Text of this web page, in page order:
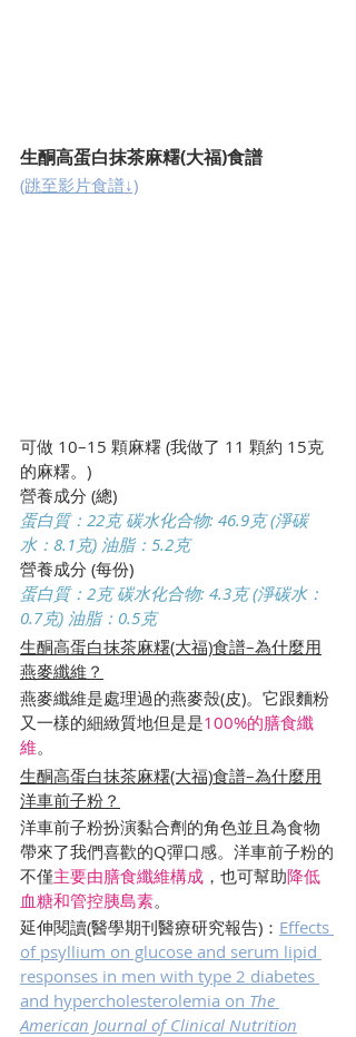
生酮高蛋白抹茶麻糬(大福)食譜
(跳至影片食譜↓)
可做 10–15 顆麻糬 (我做了 11 顆約 15克
的麻糬。)
營養成分 (總)
蛋白質：22克 碳水化合物: 46.9克 (淨碳
水：8.1克) 油脂：5.2克
營養成分 (每份)
蛋白質：2克 碳水化合物: 4.3克 (淨碳水：
0.7克) 油脂：0.5克
生酮高蛋白抹茶麻糬(大福)食譜–為什麼用
燕麥纖維？
燕麥纖維是處理過的燕麥殼(皮)。它跟麵粉
又一樣的細緻質地但是是100%的膳食纖
維。
生酮高蛋白抹茶麻糬(大福)食譜–為什麼用
洋車前子粉？
洋車前子粉扮演黏合劑的角色並且為食物
帶來了我們喜歡的Q彈口感。洋車前子粉的
不僅主要由膳食纖維構成 ，也可幫助降低
血糖和管控胰島素。
延伸閱讀(醫學期刊醫療研究報告)： Effects
of psyllium on glucose and serum lipid
responses in men with type 2 diabetes
and hypercholesterolemia on The
American Journal of Clinical Nutrition